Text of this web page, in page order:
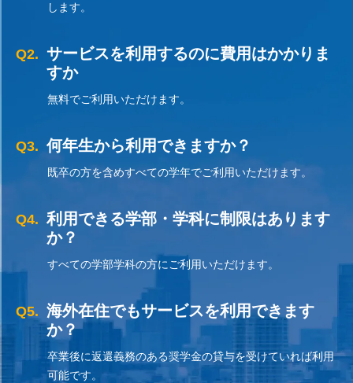
します。
Q2. サービスを利用するのに費用はかかりま
すか
無料でご利用いただけます。
Q3. 何年生から利用できますか？
既卒の方を含めすべての学年でご利用いただけます。
Q4. 利用できる学部・学科に制限はあります
か？
すべての学部学科の方にご利用いただけます。
Q5. 海外在住でもサービスを利用できます
か？
卒業後に返還義務のある奨学金の貸与を受けていれば利用
可能です。